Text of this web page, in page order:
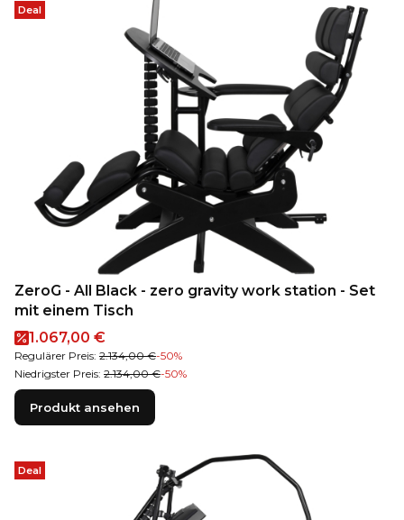
Deal
ZeroG - All Black - zero gravity work station - Set
mit einem Tisch
Aktionspreis
1.067,00 €
Regulärer Preis: 2.134,00 €-50%
Niedrigster Preis: 2.134,00 €-50%
Produkt ansehen
Deal